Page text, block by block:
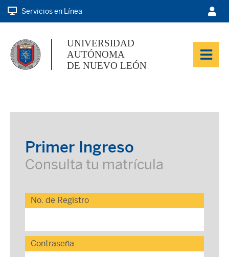
Servicios en Línea
UNIVERSIDAD
AUTÓNOMA
DE NUEVO LEÓN
Primer Ingreso
Consulta tu matrícula
No. de Registro
Contraseña